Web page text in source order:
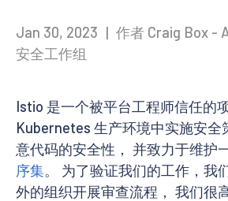
Jan 30, 2023 | 作者 Craig Box -
安全工作组
Istio 是一个被平台工程师信任的
Kubernetes 生产环境中实施安全
意代码的安全性， 并致力于维护
序集。 为了验证我们的工作，我
外的组织开展审查流程， 我们很